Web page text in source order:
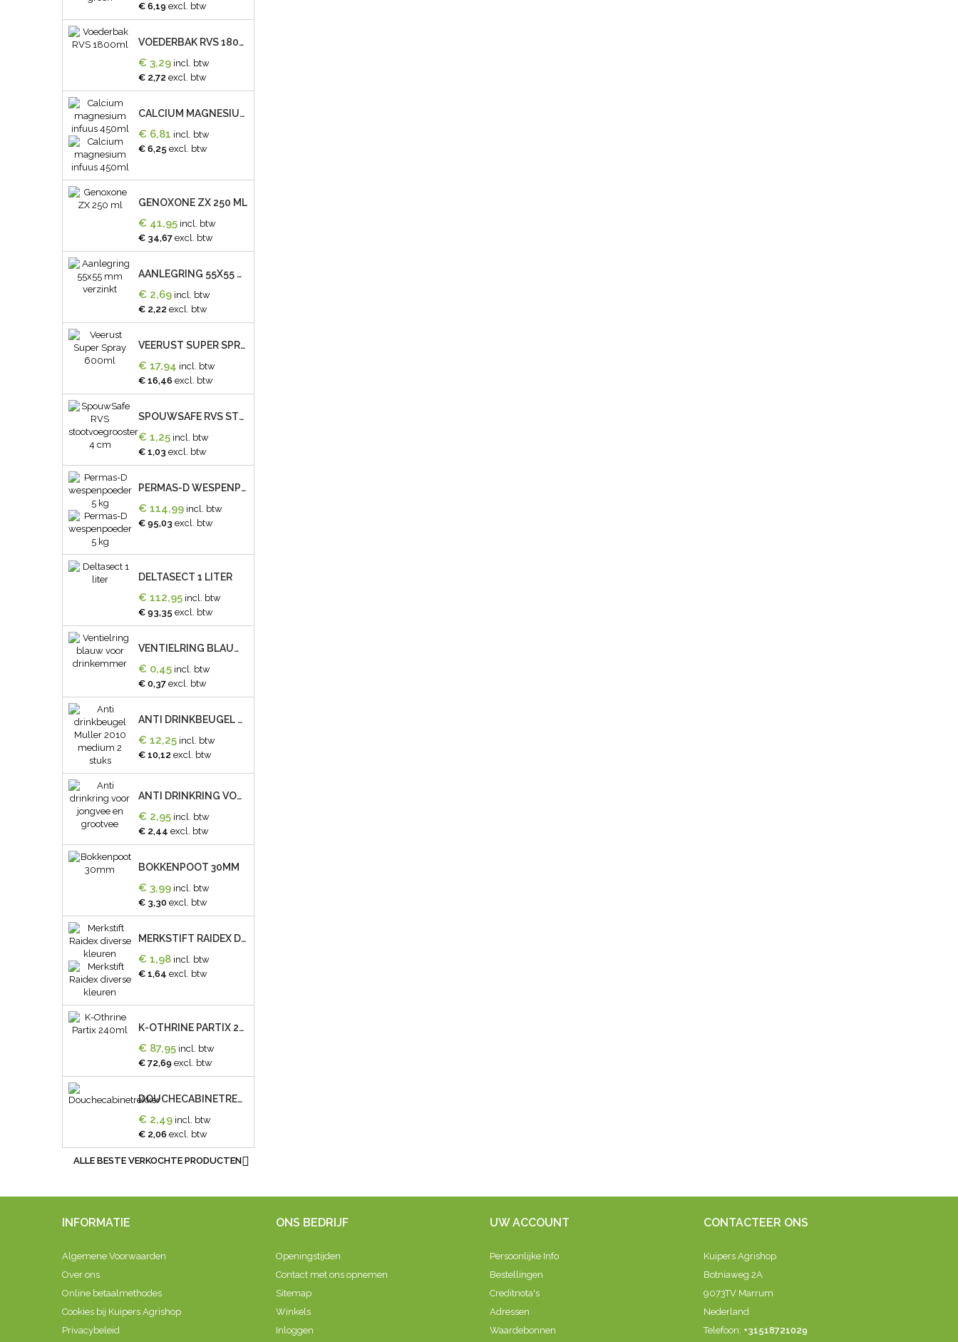
€ 6,19 excl. btw
VOEDERBAK RVS 1800ML
€ 3,29 incl. btw
€ 2,72 excl. btw
CALCIUM MAGNESIUM INFUUS 450ML
€ 6,81 incl. btw
€ 6,25 excl. btw
GENOXONE ZX 250 ML
€ 41,95 incl. btw
€ 34,67 excl. btw
AANLEGRING 55X55 MM VERZINKT
€ 2,69 incl. btw
€ 2,22 excl. btw
VEERUST SUPER SPRAY 600ML
€ 17,94 incl. btw
€ 16,46 excl. btw
SPOUWSAFE RVS STOOTVOEGROOSTER 4 CM
€ 1,25 incl. btw
€ 1,03 excl. btw
PERMAS-D WESPENPOEDER 5 KG
€ 114,99 incl. btw
€ 95,03 excl. btw
DELTASECT 1 LITER
€ 112,95 incl. btw
€ 93,35 excl. btw
VENTIELRING BLAUW VOOR DRINKEMMER
€ 0,45 incl. btw
€ 0,37 excl. btw
ANTI DRINKBEUGEL MULLER 2010 MEDIUM 2 STUKS
€ 12,25 incl. btw
€ 10,12 excl. btw
ANTI DRINKRING VOOR JONGVEE EN GROOTVEE
€ 2,95 incl. btw
€ 2,44 excl. btw
BOKKENPOOT 30MM
€ 3,99 incl. btw
€ 3,30 excl. btw
MERKSTIFT RAIDEX DIVERSE KLEUREN
€ 1,98 incl. btw
€ 1,64 excl. btw
K-OTHRINE PARTIX 240ML
€ 87,95 incl. btw
€ 72,69 excl. btw
DOUCHECABINETREKKER
€ 2,49 incl. btw
€ 2,06 excl. btw
ALLE BESTE VERKOCHTE PRODUCTEN
INFORMATIE
Algemene Voorwaarden
Over ons
Online betaalmethodes
Cookies bij Kuipers Agrishop
Privacybeleid
ONS BEDRIJF
Openingstijden
Contact met ons opnemen
Sitemap
Winkels
Inloggen
UW ACCOUNT
Persoonlijke Info
Bestellingen
Creditnota's
Adressen
Waardebonnen
CONTACTEER ONS
Kuipers Agrishop
Botniaweg 2A
9073TV Marrum
Nederland
Telefoon: +31518721029